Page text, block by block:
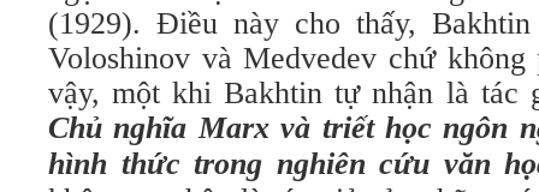
(1929). Điều này cho thấy,
Voloshinov và Medvedev chứ
vậy, một khi Bakhtin tự nhận là tác
Chủ nghĩa Marx và triết học ngôn
hình thức trong nghiên cứu văn